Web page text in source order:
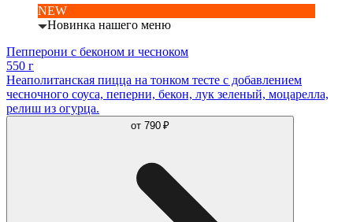
NEW
Новинка нашего меню
Пепперони с беконом и чесноком
550 г
Неаполитанская пицца на тонком тесте с добавлением
чесночного соуса, пеперни, бекон, лук зеленый, моцарелла,
релиш из огурца.
от 790 ₽